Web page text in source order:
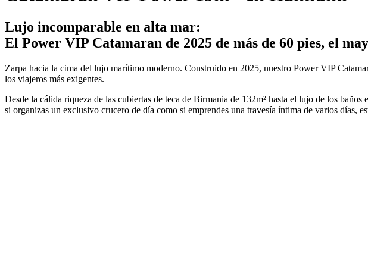
Lujo incomparable en alta mar:
El Power VIP Catamaran de 2025 de más de 60 pies, el
Zarpa hacia la cima del lujo marítimo moderno. Construido en 2025, nuestro Power VIP
los viajeros más exigentes.
Desde la cálida riqueza de las cubiertas de teca de Birmania de 132m² hasta el lujo de los
si organizas un exclusivo crucero de día como si emprendes una travesía íntima de varios días,